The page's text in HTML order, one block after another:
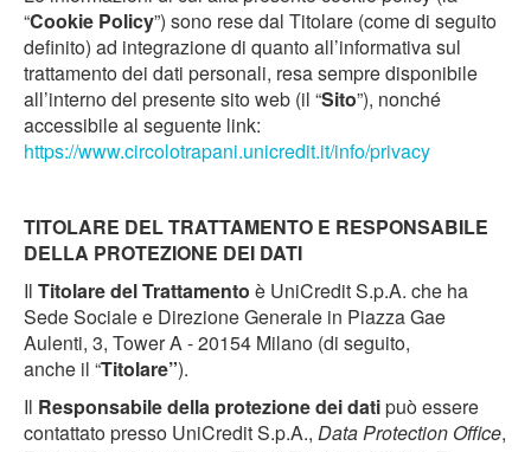
“Cookie Policy”) sono rese dal Titolare (come di seguito
definito) ad integrazione di quanto all’informativa sul
trattamento dei dati personali, resa sempre disponibile
all’interno del presente sito web (il “Sito”), nonché
accessibile al seguente link:
https://www.circolotrapani.unicredit.it/info/privacy
TITOLARE DEL TRATTAMENTO E RESPONSABILE
DELLA PROTEZIONE DEI DATI
Il Titolare del Trattamento è UniCredit S.p.A. che ha
Sede Sociale e Direzione Generale in Piazza Gae
Aulenti, 3, Tower A - 20154 Milano (di seguito,
anche il “Titolare”).
Il Responsabile della protezione dei datipuò essere
contattato presso UniCredit S.p.A., Data Protection Office,